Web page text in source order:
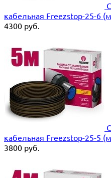
кабельная Freezstop-25-6
4300 руб.
кабельная Freezstop-25-5
3800 руб.